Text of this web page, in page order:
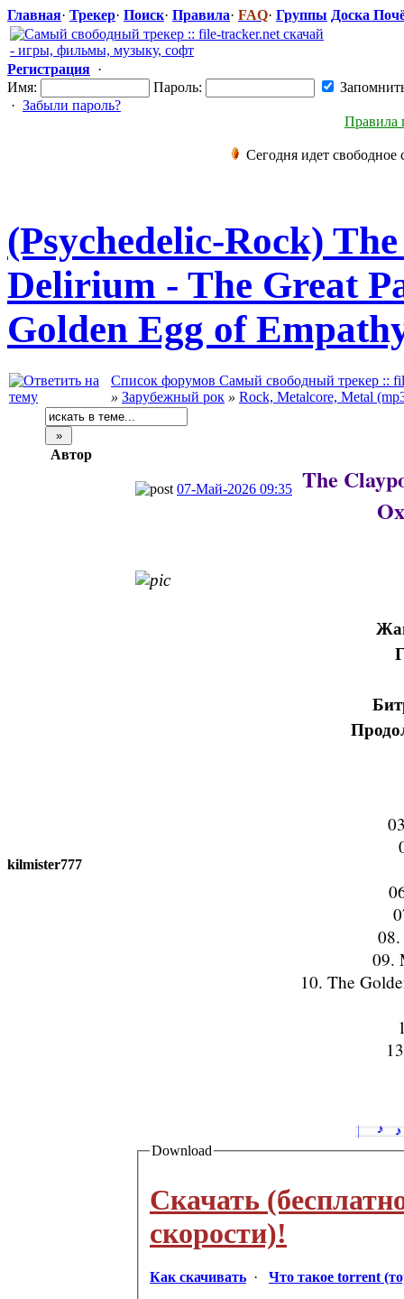
Главная· Трекер· Поиск· Правила· FAQ· Группы Доска
Регистрация ·
Имя:
Пароль:
· Забыли пароль?
Правила
Сегодня идет свободное
(Psychedelic-​Rock)
Delirium - The Great
Golden Egg of
Список форумов Самый свободный трекер ::
» Зарубежный рок » Rock, Metalcore, Metal
Автор
kilmister777
07-Май-2026 09:35
The
09.
10. The
Download
Скачать
скорости)!
Как скачивать · Что такое torrent